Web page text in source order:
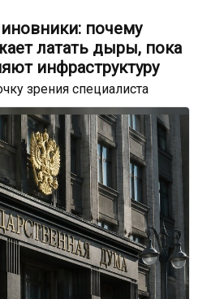
почему
латать дыры, пока
инфраструктуру
зрения специалиста